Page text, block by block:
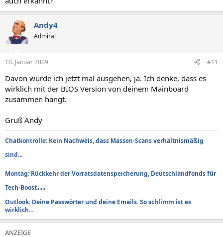
Andy4
Admiral
10. Januar 2009 #11
Davon würde ich jetzt mal ausgehen, ja. Ich denke, dass es
wirklich mit der BIOS Version von deinem Mainboard
zusammen hängt.
Gruß Andy
Chatkontrolle: Kein Nachweis, dass Massen-Scans verhältnismäßig
sind...
Montag: Rückkehr der Vorratsdatenspeicherung, Deutschlandfonds für
Tech-Boost...
Outlook: Deine Passwörter und deine Emails. So schlimm ist es
wirklich...